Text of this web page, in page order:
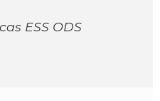
ESS ODS